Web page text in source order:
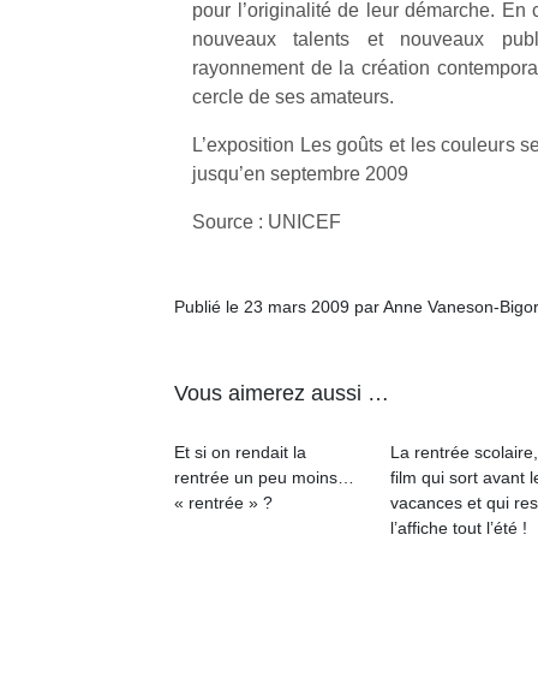
pour l’originalité de leur démarche. En
nouveaux talents et nouveaux
rayonnement de la création
cercle de ses amateurs.
L’exposition Les goûts et les couleurs
jusqu’en septembre 2009
Source : UNICEF
Publié le 23 mars 2009 par Anne Vaneson-
Vous aimerez aussi …
Et si on rendait la
rentrée un peu moins…
« rentrée » ?
La rentrée
film qui sort avant
vacances et qui
l’affiche tout l’été !
physique
ou
apprentissage…